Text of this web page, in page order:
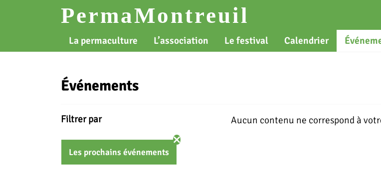
PermaMontreuil
La permaculture L’association Le festival Calendrier
Événements
Filtrer par
Les prochains événements
Aucun contenu ne correspond à